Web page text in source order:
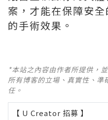
案，才能在保障安
的手術效果。
*本站之內容由作者所提供，
所有博客的立場、真實性、
任。
【 U Creator 招募 】